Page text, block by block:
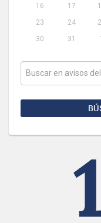
16
17
23
24
30
31 1